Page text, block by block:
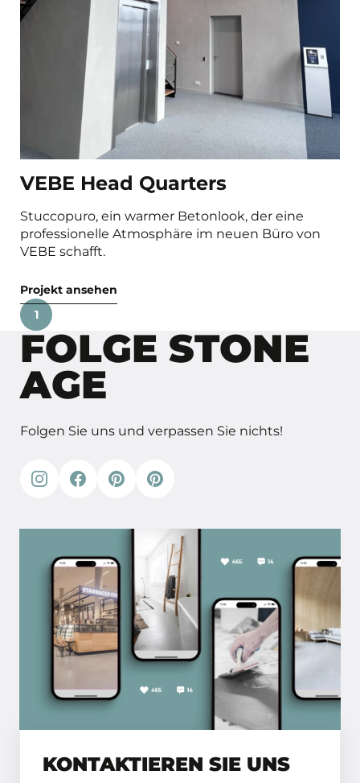
VEBE Head Quarters
Stuccopuro, ein warmer Betonlook, der eine
professionelle Atmosphäre im neuen Büro von
VEBE schafft.
Projekt ansehen
1
FOLGE STONE
AGE
Folgen Sie uns und verpassen Sie nichts!
KONTAKTIEREN SIE UNS